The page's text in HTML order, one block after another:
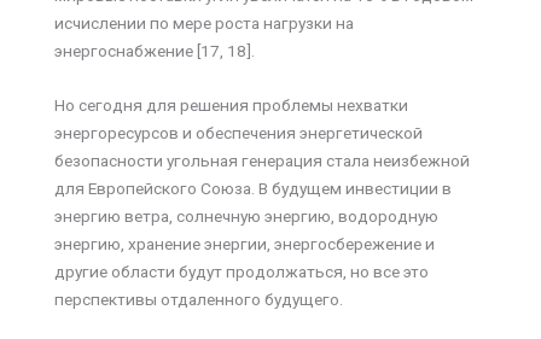
исчислении по мере роста нагрузки на
энергоснабжение [17, 18].
Но сегодня для решения проблемы нехватки
энергоресурсов и обеспечения энергетической
безопасности угольная генерация стала неизбежной
для Европейского Союза. В будущем инвестиции в
энергию ветра, солнечную энергию, водородную
энергию, хранение энергии, энергосбережение и
другие области будут продолжаться, но все это
перспективы отдаленного будущего.